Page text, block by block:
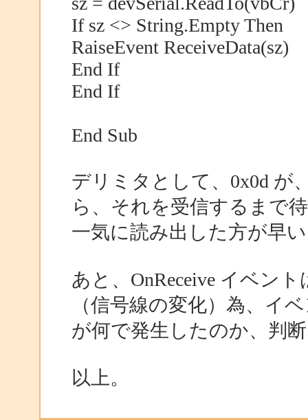
If sz <> String.Empty Then
RaiseEvent ReceiveData(sz)
End If
End If
End Sub
デリミタとして、0x0d が
ら、それを受信するまで
一気に読み出した方が早
あと、OnReceive イベン
（信号線の変化）為、イ
が何で発生したのか、判
以上。